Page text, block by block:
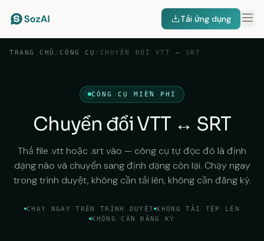
Tải ứng dụng
TRANG CHỦ / CÔNG CỤ / CHUYỂN ĐỔI VTT ↔ SRT
CÔNG CỤ MIỄN PHÍ
Chuyển đổi VTT ↔ SRT
Thả file .vtt hoặc .srt vào — công cụ tự đọc đó là định
dạng nào và chuyển sang định dạng còn lại. Chạy ngay
trong trình duyệt, không cần tải lên, không cần đăng ký.
CHẠY NGAY TRÊN TRÌNH DUYỆT KHÔNG TẢI TỆP LÊN
KHÔNG CẦN ĐĂNG KÝ